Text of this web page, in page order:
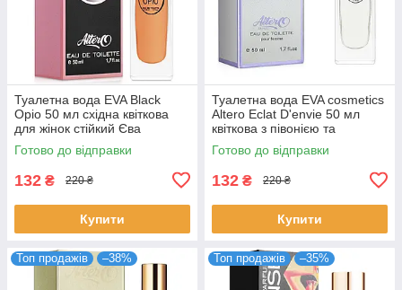
Туалетна вода EVA Black
Opio 50 мл східна квіткова
для жінок стійкий Єва
Косметікс
Готово до відправки
132 ₴ 220 ₴
Купити
Туалетна вода EVA cosmetics
Altero Eclat D'envie 50 мл
квіткова з півонією та
мускусом для жінок парфуми
Ева
Готово до відправки
132 ₴ 220 ₴
Купити
Топ продажів –38% Топ продажів –35%